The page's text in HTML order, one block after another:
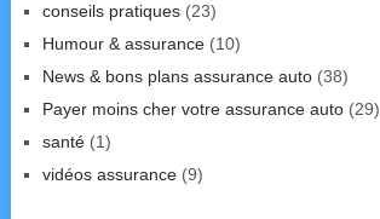
conseils pratiques(23)
Humour & assurance(10)
News & bons plans assurance auto(38)
Payer moins cher votre assurance auto(29)
santé(1)
vidéos assurance(9)